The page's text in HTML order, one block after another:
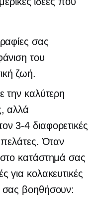
σας
του
ζωή.
την καλύτερη
αλλά
3-4 διαφορετικές
πελάτες. Όταν
στο κατάστημά σας
για κολακευτικές
σας βοηθήσουν: